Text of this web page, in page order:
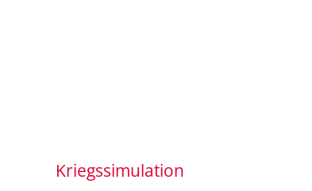
Kriegssimulation